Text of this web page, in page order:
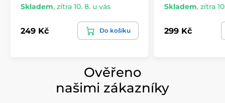
Skladem, zítra 10. 8. u vás
249 Kč Do košíku
Skladem, zítra
299 Kč
Ověřeno
našimi zákazníky